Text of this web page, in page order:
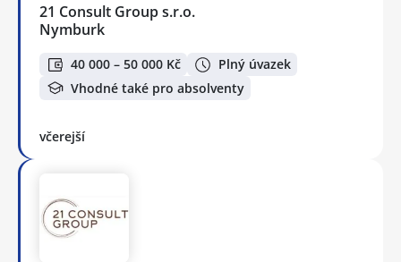
21 Consult Group s.r.o.
Nymburk
40 000 – 50 000 Kč
Plný úvazek
Vhodné také pro absolventy
včerejší